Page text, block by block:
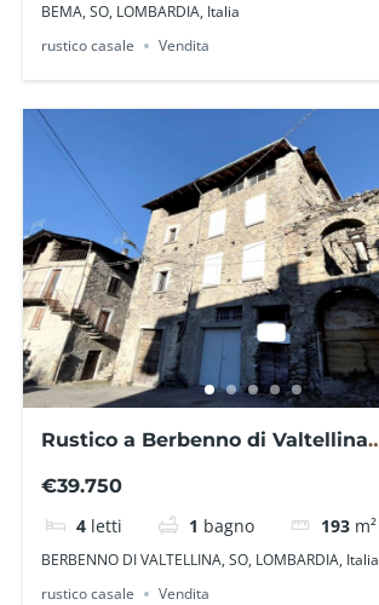
BEMA, SO, LOMBARDIA, Italia
rustico casale
Vendita
Rustico a Berbenno di Valtellina
€39.750
4 letti 1 bagno 193 m²
BERBENNO DI VALTELLINA, SO, LOMBARDIA, Italia
rustico casale
Vendita